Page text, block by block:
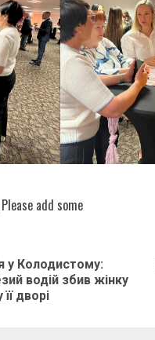
add some
у Колодистому:
водій збив жінку
дворі